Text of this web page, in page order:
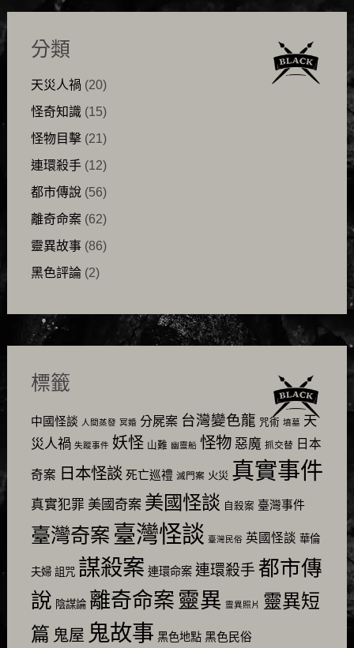
分類
天災人禍 (20)
怪奇知識(15)
怪物目擊(21)
連環殺手(12)
都市傳說(56)
離奇命案(62)
靈異故事(86)
黑色評論(2)
標籤
中國怪談 人間蒸發 冥婚 分屍案 台灣變色龍 咒術 墳墓 天
災人禍 失蹤事件 妖怪 山難 幽靈船 怪物 惡魔 抓交替 日本
奇案 日本怪談 死亡巡禮 滅門案 火災 真實事件
真實犯罪 美國奇案 美國怪談 自殺案 臺灣事件
臺灣奇案 臺灣怪談 臺灣民俗 英國怪談 華倫
夫婦 詛咒 謀殺案 連環命案 連環殺手 都市傳
說 陰謀論 離奇命案 靈異 靈異照片 靈異短
篇 鬼屋 鬼故事 黑色地點 黑色民俗